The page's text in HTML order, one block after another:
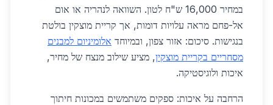
במחיר 16,000 ש"ח לטון. השוואה לנהריה או אום
אל-פחם מראה עלויות דומות, אך קריית מוצקין בולטת
בנגישות. סיכום: אזור צפון, ובמיוחד אלומיניום למבנים
מסחריים בקריית מוצקין, מציע שילוב מנצח של מחיר,
איכות ולוגיסטיקה.
הרחבה על איכות: ספקים משתמשים במכונות חיתוך